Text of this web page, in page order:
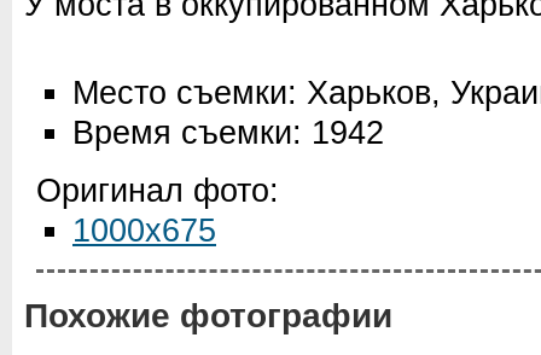
Место съемки: Харьков,
Время съемки: 1942
Оригинал фото:
1000x675
Похожие фотографии